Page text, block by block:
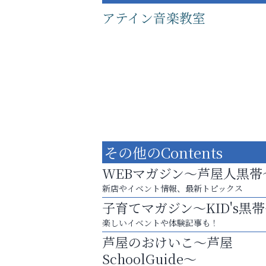
アテイン音楽教室
あなたらしく奏でる、音楽の時間
芦屋人~あしやびと~
その他のContents
WEBマガジン～芦屋人黒帯
新店やイベント情報、最新トピックス
子育てマガジン～KID's黒
楽しいイベントや体験記事も！
芦屋のおけいこ～芦屋
SchoolGuide～